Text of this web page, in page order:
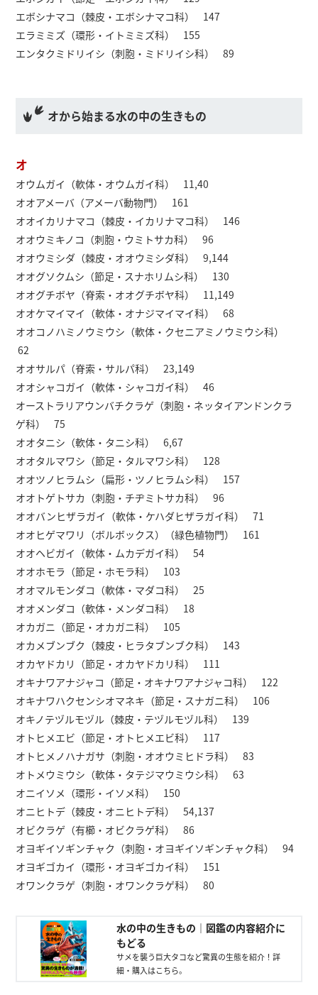
エボシナマコ（棘皮・エボシナマコ科） 147
エラミミズ（環形・イトミミズ科） 155
エンタクミドリイシ（刺胞・ミドリイシ科） 89
オから始まる水の中の生きもの
オ
オウムガイ（軟体・オウムガイ科） 11,40
オオアメーバ（アメーバ動物門） 161
オオイカリナマコ（棘皮・イカリナマコ科） 146
オオウミキノコ（刺胞・ウミトサカ科） 96
オオウミシダ（棘皮・オオウミシダ科） 9,144
オオグソクムシ（節足・スナホリムシ科） 130
オオグチボヤ（脊索・オオグチボヤ科） 11,149
オオケマイマイ（軟体・オナジマイマイ科） 68
オオコノハミノウミウシ（軟体・クセニアミノウミウシ科）
62
オオサルパ（脊索・サルパ科） 23,149
オオシャコガイ（軟体・シャコガイ科） 46
オーストラリアウンバチクラゲ（刺胞・ネッタイアンドンクラ
ゲ科） 75
オオタニシ（軟体・タニシ科） 6,67
オオタルマワシ（節足・タルマワシ科） 128
オオツノヒラムシ（扁形・ツノヒラムシ科） 157
オオトゲトサカ（刺胞・チヂミトサカ科） 96
オオバンヒザラガイ（軟体・ケハダヒザラガイ科） 71
オオヒゲマワリ（ボルボックス）（緑色植物門） 161
オオヘビガイ（軟体・ムカデガイ科） 54
オオホモラ（節足・ホモラ科） 103
オオマルモンダコ（軟体・マダコ科） 25
オオメンダコ（軟体・メンダコ科） 18
オカガニ（節足・オカガニ科） 105
オカメブンブク（棘皮・ヒラタブンブク科） 143
オカヤドカリ（節足・オカヤドカリ科） 111
オキナワアナジャコ（節足・オキナワアナジャコ科） 122
オキナワハクセンシオマネキ（節足・スナガニ科） 106
オキノテヅルモヅル（棘皮・テヅルモヅル科） 139
オトヒメエビ（節足・オトヒメエビ科） 117
オトヒメノハナガサ（刺胞・オオウミヒドラ科） 83
オトメウミウシ（軟体・タテジマウミウシ科） 63
オニイソメ（環形・イソメ科） 150
オニヒトデ（棘皮・オニヒトデ科） 54,137
オビクラゲ（有櫛・オビクラゲ科） 86
オヨギイソギンチャク（刺胞・オヨギイソギンチャク科） 94
オヨギゴカイ（環形・オヨギゴカイ科） 151
オワンクラゲ（刺胞・オワンクラゲ科） 80
水の中の生きもの｜図鑑の内容紹介に
もどる
サメを襲う巨大タコなど驚異の生態を紹介！詳
細・購入はこちら。